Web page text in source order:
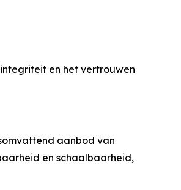
en het vertrouwen
aanbod van
en schaalbaarheid,